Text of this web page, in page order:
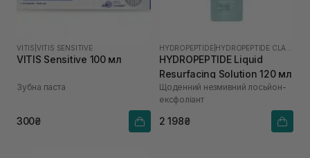
VITIS VITIS SENSITIVE
VITIS Sensitive 100 мл
Зубна паста
300₴
HYDROPEPTIDE
HYDROPEPTIDE Liquid
Resurfacing Solution 120 мл
Щоденний незмивний лосьйон-
ексфоліант
2 198₴